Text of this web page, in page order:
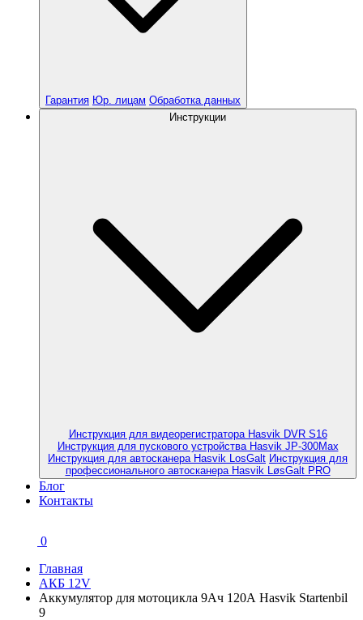
Гарантия Юр. лицам Обработка данных
Инструкции
Инструкция для видеорегистратора Hasvik DVR S16
Инструкция для пускового устройства Hasvik JP-300Max
Инструкция для автосканера Hasvik LosGalt Инструкция для
профессионального автосканера Hasvik LøsGalt PRO
Блог
Контакты
0
Главная
АКБ 12V
Аккумулятор для мотоцикла 9Ач 120А Hasvik Startenbil
9